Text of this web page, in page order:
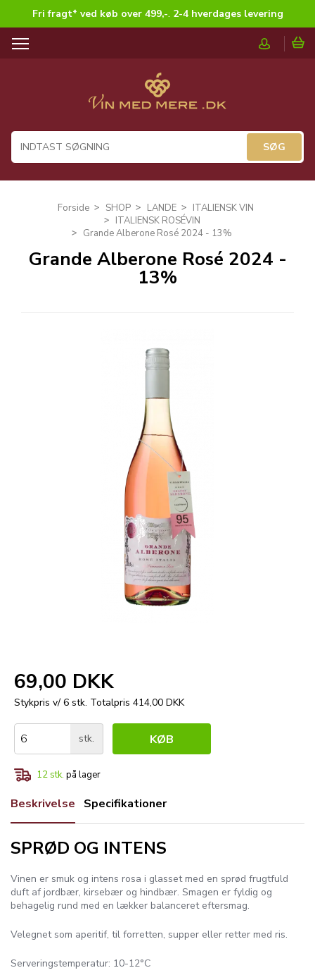
Fri fragt* ved køb over 499,-. 2-4 hverdages levering
T
a
i
Forside SHOP LANDE
ITALIENSK VIN
ITALIENSK ROSÉVIN
Grande Alberone Rosé 2024 - 13%
Grande Alberone Rosé 2024 -
13%
69,00 DKK
Stykpris v/ 6 stk. Totalpris 414,00 DKK
stk. KØB
12 stk. på lager
Beskrivelse Specifikationer
SPRØD OG INTENS
Vinen er smuk og intens rosa i glasset med en sprød frugtfuld
duft af jordbær, kirsebær og hindbær. Smagen er fyldig og
behagelig rund med en lækker balanceret eftersmag.
Velegnet som aperitif, til forretten, supper eller retter med ris.
Serveringstemperatur: 10-12°C